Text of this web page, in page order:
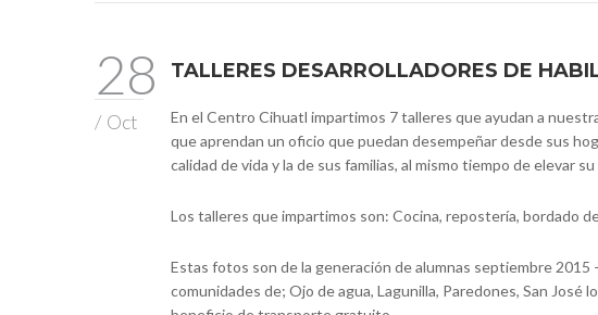
28
/ Oct
TALLERES DESARROLLADORES DE
En el Centro Cihuatl impartimos 7 talleres que ayudan a
que aprendan un oficio que puedan desempeñar desde sus
calidad de vida y la de sus familias, al mismo tiempo de elevar
Los talleres que impartimos son: Cocina, repostería, bordado
Estas fotos son de la generación de alumnas septiembre 2015
comunidades de; Ojo de agua, Lagunilla, Paredones, San José